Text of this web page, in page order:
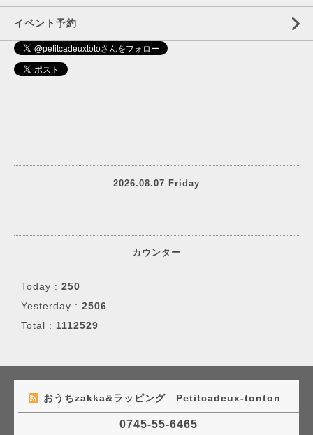
イベント予約
2026.08.07 Friday
カウンター
Today : 250
Yesterday : 2506
Total : 1112529
おうちzakka&ラッピング Petitcadeux-tonton
0745-55-6465